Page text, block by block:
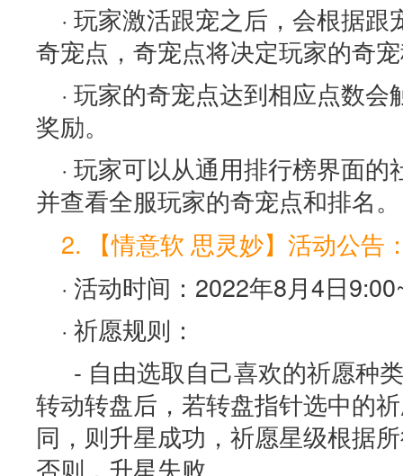
· 玩家激活跟宠之后，会根据
奇宠点，奇宠点将决定玩家的奇
· 玩家的奇宠点达到相应点数
奖励。
· 玩家可以从通用排行榜界面
并查看全服玩家的奇宠点和排名。
2. 【情意软 思灵妙】活动公告
· 活动时间：2022年8月4日
· 祈愿规则：
- 自由选取自己喜欢的祈愿种
转动转盘后，若转盘指针选中的
同，则升星成功，祈愿星级根据
否则，升星失败。